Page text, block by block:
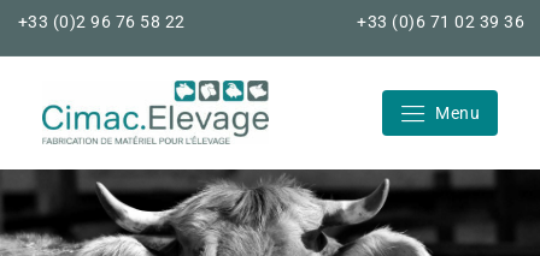
Skip+33 (0)2 96 76 58 22 +33 (0)6 71 02 39 36
Cimac Elevage
Menu